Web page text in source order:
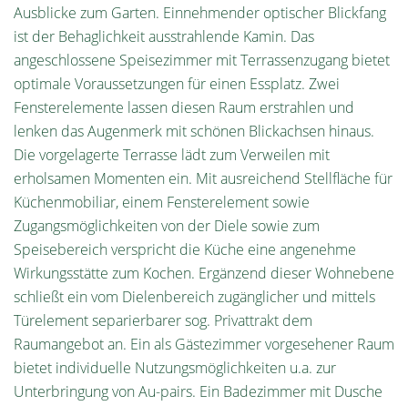
Ausblicke zum Garten. Einnehmender optischer Blickfang
ist der Behaglichkeit ausstrahlende Kamin. Das
angeschlossene Speisezimmer mit Terrassenzugang bietet
optimale Voraussetzungen für einen Essplatz. Zwei
Fensterelemente lassen diesen Raum erstrahlen und
lenken das Augenmerk mit schönen Blickachsen hinaus.
Die vorgelagerte Terrasse lädt zum Verweilen mit
erholsamen Momenten ein. Mit ausreichend Stellfläche für
Küchenmobiliar, einem Fensterelement sowie
Zugangsmöglichkeiten von der Diele sowie zum
Speisebereich verspricht die Küche eine angenehme
Wirkungsstätte zum Kochen. Ergänzend dieser Wohnebene
schließt ein vom Dielenbereich zugänglicher und mittels
Türelement separierbarer sog. Privattrakt dem
Raumangebot an. Ein als Gästezimmer vorgesehener Raum
bietet individuelle Nutzungsmöglichkeiten u.a. zur
Unterbringung von Au-pairs. Ein Badezimmer mit Dusche